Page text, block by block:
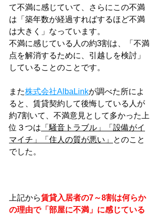
て不満に感じていて、さらにこの不満
は「築年数が経過すればするほど不満
は大きく」なっています。
不満に感じている人の約3割は、「不満
点を解消するために、引越しを検討」
していることのことです。
また株式会社AlbaLinkが調べた所によ
ると、賃貸契約して後悔している人が
約7割いて、不満意見として多かった上
位３つは 「騒音トラブル」「設備がイ
マイチ」「住人の質が悪い」
とのこと
でした。
上記から賃貸入居者の7～8割は何らか
の理由で「部屋に不満」に感じている